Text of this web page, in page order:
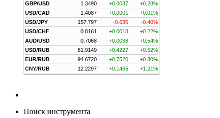
GBP/USD
1.3490 +0.0037
+0.28%
USD/CAD
1.4087 +0.0001
+0.01%
USD/JPY
157.797 -0.636
-0.40%
USD/CHF
0.8161 +0.0018
+0.22%
AUD/USD
0.7068 +0.0038
+0.54%
USD/RUB
81.9149 +0.4227
+0.52%
EUR/RUB
94.6720 +0.7520
+0.80%
CNY/RUB
12.2297 +0.1465 +1.21%
Поиск инструмента